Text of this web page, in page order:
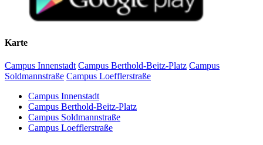
Karte
Campus Innenstadt Campus Berthold-Beitz-Platz Campus
Soldmannstraße Campus Loefflerstraße
Campus Innenstadt
Campus Berthold-Beitz-Platz
Campus Soldmannstraße
Campus Loefflerstraße